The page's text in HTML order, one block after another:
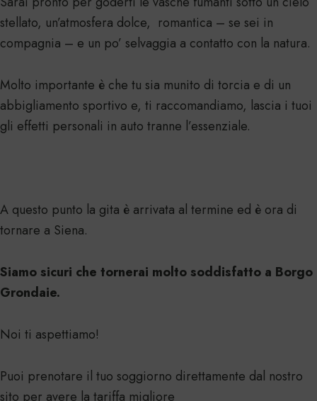
stellato, un’atmosfera dolce, romantica – se sei in
compagnia – e un po’ selvaggia a contatto con la natura.
Molto importante è che tu sia munito di torcia e di un
abbigliamento sportivo e, ti raccomandiamo, lascia i tuoi
gli effetti personali in auto tranne l’essenziale.
A questo punto la gita è arrivata al termine ed è ora di
tornare a Siena.
Siamo sicuri che tornerai molto soddisfatto a Borgo
Grondaie.
Noi ti aspettiamo!
Puoi prenotare il tuo soggiorno direttamente dal nostro
sito per avere la tariffa migliore